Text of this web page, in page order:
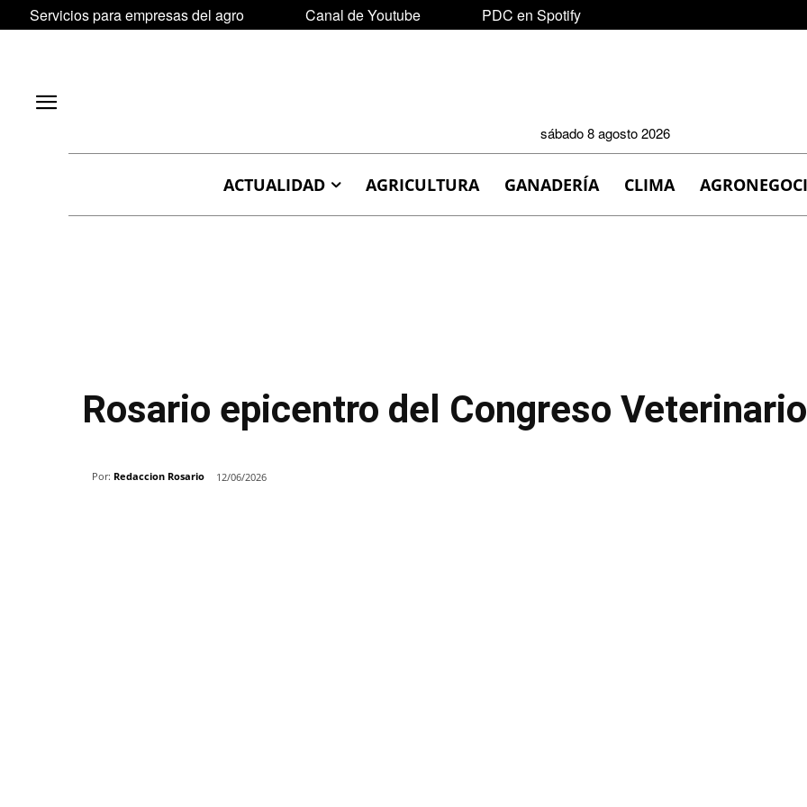
Servicios para empresas del agro Canal de Youtube PDC en Spotify
sábado 8 agosto 2026
ACTUALIDAD AGRICULTURA GANADERÍA CLIMA
Rosario epicentro del Congreso
Por: Redaccion Rosario 12/06/2026